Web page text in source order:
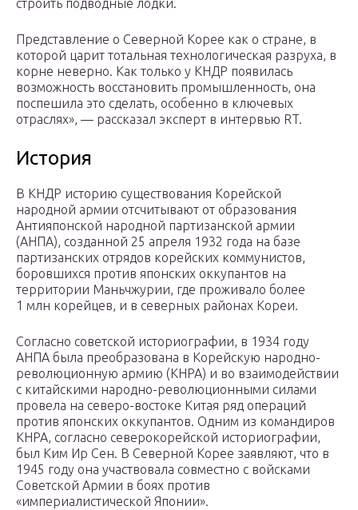
строить подводные лодки.
Представление о Северной Корее как о стране, в
которой царит тотальная технологическая разруха, в
корне неверно. Как только у КНДР появилась
возможность восстановить промышленность, она
поспешила это сделать, особенно в ключевых
отраслях», — рассказал эксперт в интервью RT.
История
В КНДР историю существования Корейской
народной армии отсчитывают от образования
Антияпонской народной партизанской армии
(АНПА), созданной 25 апреля 1932 года на базе
партизанских отрядов корейских коммунистов,
боровшихся против японских оккупантов на
территории Маньчжурии, где проживало более
1 млн корейцев, и в северных районах Кореи.
Согласно советской историографии, в 1934 году
АНПА была преобразована в Корейскую народно-
революционную армию (КНРА) и во взаимодействии
с китайскими народно-революционными силами
провела на северо-востоке Китая ряд операций
против японских оккупантов. Одним из командиров
КНРА, согласно северокорейской историографии,
был Ким Ир Сен. В Северной Корее заявляют, что в
1945 году она участвовала совместно с войсками
Советской Армии в боях против
«империалистической Японии».